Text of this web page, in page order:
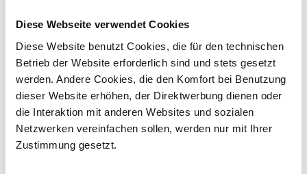
Diese Webseite verwendet Cookies
Diese Website benutzt Cookies, die für den technischen
Betrieb der Website erforderlich sind und stets gesetzt
werden. Andere Cookies, die den Komfort bei Benutzung
dieser Website erhöhen, der Direktwerbung dienen oder
die Interaktion mit anderen Websites und sozialen
Netzwerken vereinfachen sollen, werden nur mit Ihrer
Zustimmung gesetzt.
außerhalb des
liegen, haftet dieser für dort befindliche
Inhalte nicht. Für diese Inhalte und
insbesondere für Schäden, die aus der
Nutzung oder Nichtnutzung solcherart
dargebotener Informationen
entstehen, haftet allein der Anbieter
der Seite, auf welche verwiesen wurde,